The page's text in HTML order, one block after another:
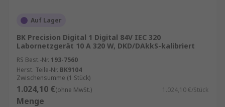
Produktseite.
Häufig gestellte Fragen
Wofür werden Labornetzgeräte verwendet?
Labornetzgeräte stellen eine geregelte
Gleichspannung für Entwicklungs-, Prüf- und
Testanwendungen bereit.
Auf Lager
BK Precision Digital 1 Digital 84V IEC 320
Labornetzgerät 10 A 320 W, DKD/DAkkS-kalibriert
RS Best.-Nr. 193-7560
Herst. Teile-Nr. BK9104
Zwischensumme (1 Stück)
1.024,10 €(ohne MwSt.) 1.024,10 €/Stück
Menge